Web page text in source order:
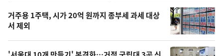
최
신,
오
기
뉴
스
거주용 1주택, 시가 20억 원까지 종부세 과세 대상
서 제외